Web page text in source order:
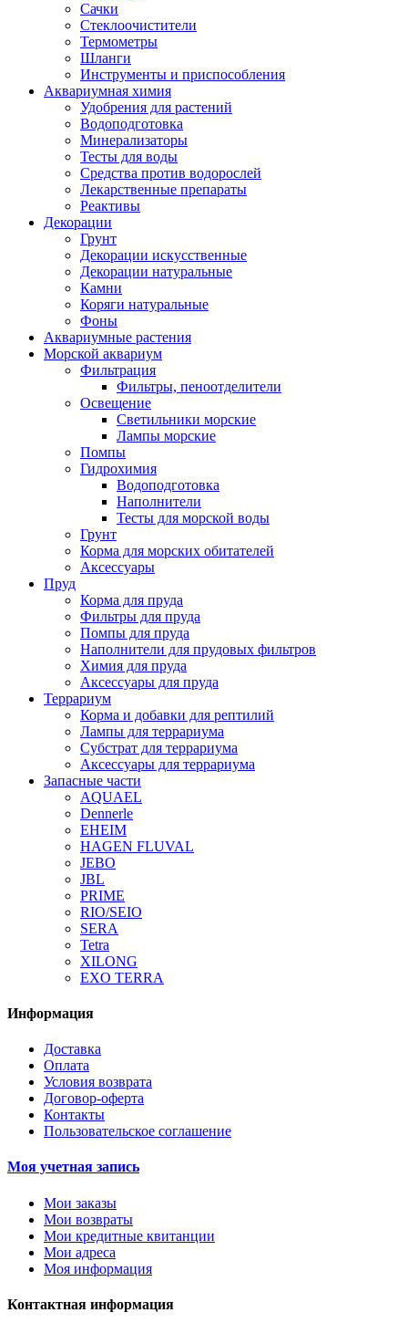
Сачки
Стеклоочистители
Термометры
Шланги
Инструменты и приспособления
Аквариумная химия
Удобрения для растений
Водоподготовка
Минерализаторы
Тесты для воды
Средства против водорослей
Лекарственные препараты
Реактивы
Декорации
Грунт
Декорации искусственные
Декорации натуральные
Камни
Коряги натуральные
Фоны
Аквариумные растения
Морской аквариум
Фильтрация
Фильтры, пеноотделители
Освещение
Светильники морские
Лампы морские
Помпы
Гидрохимия
Водоподготовка
Наполнители
Тесты для морской воды
Грунт
Корма для морских обитателей
Аксессуары
Пруд
Корма для пруда
Фильтры для пруда
Помпы для пруда
Наполнители для прудовых фильтров
Химия для пруда
Аксессуары для пруда
Террариум
Корма и добавки для рептилий
Лампы для террариума
Субстрат для террариума
Аксессуары для террариума
Запасные части
AQUAEL
Dennerle
EHEIM
HAGEN FLUVAL
JEBO
JBL
PRIME
RIO/SEIO
SERA
Tetra
XILONG
EXO TERRA
Информация
Доставка
Оплата
Условия возврата
Договор-оферта
Контакты
Пользовательское соглашение
Моя учетная запись
Мои заказы
Мои возвраты
Мои кредитные квитанции
Мои адреса
Моя информация
Контактная информация